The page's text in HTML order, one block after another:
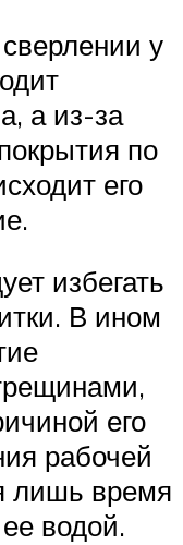
у
а из-за
по
его
избегать
В ином
его
рабочей
лишь время
водой.